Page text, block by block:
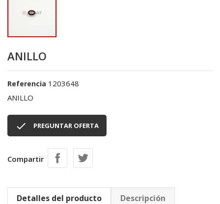
ANILLO
Referencia 1203648
ANILLO
 PREGUNTAR OFERTA
Compartir
Detalles del producto Descripción